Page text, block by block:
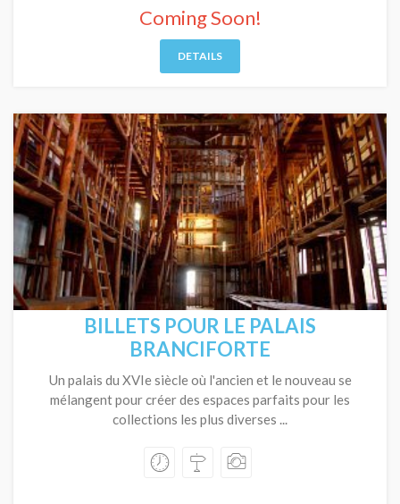
Coming Soon!
DETAILS
BILLETS POUR LE PALAIS
BRANCIFORTE
Un palais du XVIe siècle où l'ancien et le nouveau se
mélangent pour créer des espaces parfaits pour les
collections les plus diverses ...